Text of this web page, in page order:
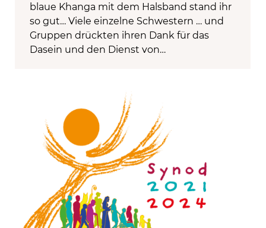
blaue Khanga mit dem Halsband stand ihr
so gut… Viele einzelne Schwestern … und
Gruppen drückten ihren Dank für das
Dasein und den Dienst von…